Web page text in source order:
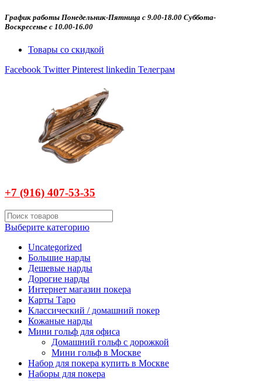
График работы Понедельник-Пятница с 9.00-18.00 Суббота-
Воскресенье с 10.00-16.00
Товары со скидкой
Facebook Twitter Pinterest linkedin Телеграм
+7 (916) 407-53-35
Выберите категорию
Uncategorized
Большие нарды
Дешевые нарды
Дорогие нарды
Интернет магазин покера
Карты Таро
Классический / домашний покер
Кожаные нарды
Мини гольф для офиса
Домашний гольф с дорожкой
Мини гольф в Москве
Набор для покера купить в Москве
Наборы для покера